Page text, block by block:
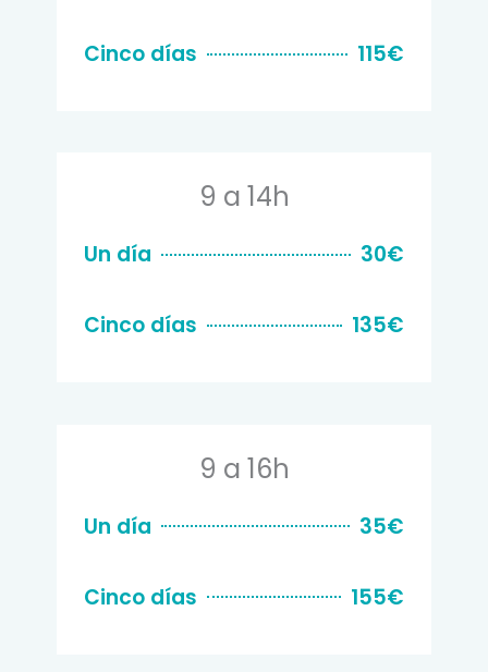
Cinco días 115€
9 a 14h
Un día 30€
Cinco días 135€
9 a 16h
Un día 35€
Cinco días 155€